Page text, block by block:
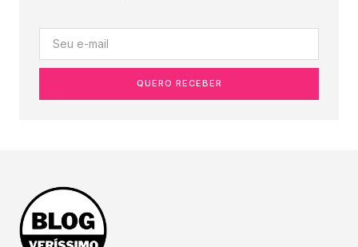
QUERO RECEBER